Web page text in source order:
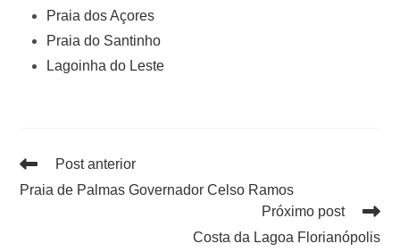
Praia dos Açores
Praia do Santinho
Lagoinha do Leste
Post anterior
Praia de Palmas Governador Celso Ramos
Próximo post
Costa da Lagoa Florianópolis